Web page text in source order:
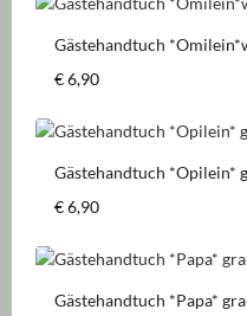
Gästehandtuch
Regulärer Preis:
€ 6,90
Gästehandtuch *Opilein*
Regulärer Preis:
€ 6,90
Gästehandtuch *Papa*